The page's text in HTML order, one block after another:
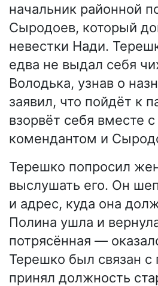
начальник районной
Сыродоев, который
невестки Нади.
едва не выдал себя
Володька, узнав о
заявил, что пойдёт к
взорвёт себя вместе
комендантом и
Терешко попросил
выслушать его. Он
и адрес, куда она
Полина ушла и
потрясённая —
Терешко был связан с
принял должность